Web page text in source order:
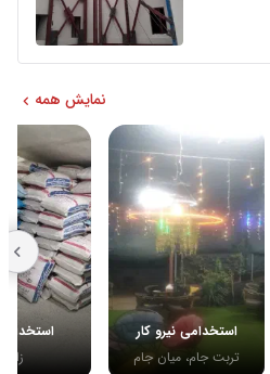
نمایش همه
استخدامی نیرو کار
تربت جام، میان جام
استخدام
زابل